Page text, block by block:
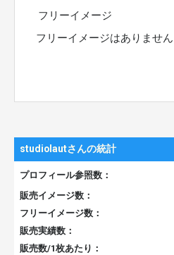
フリーイメージ
フリーイメージはありません
studiolautさんの統計
プロフィール参照数：
販売イメージ数：
フリーイメージ数：
販売実績数：
販売数/1枚あたり：